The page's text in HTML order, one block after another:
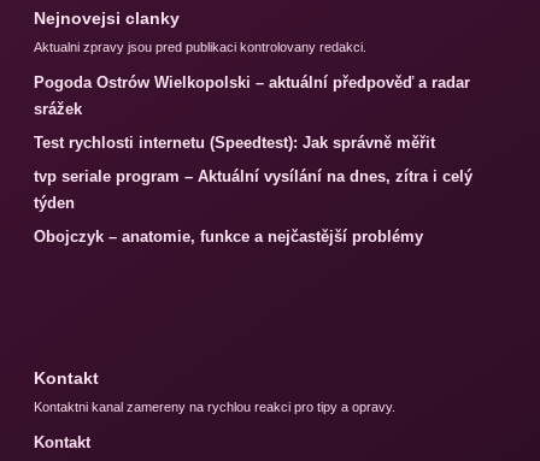
Nejnovejsi clanky
Aktualni zpravy jsou pred publikaci kontrolovany redakci.
Pogoda Ostrów Wielkopolski – aktuální předpověď a radar
srážek
Test rychlosti internetu (Speedtest): Jak správně měřit
tvp seriale program – Aktuální vysílání na dnes, zítra i celý
týden
Obojczyk – anatomie, funkce a nejčastější problémy
Kontakt
Kontaktni kanal zamereny na rychlou reakci pro tipy a opravy.
Kontakt